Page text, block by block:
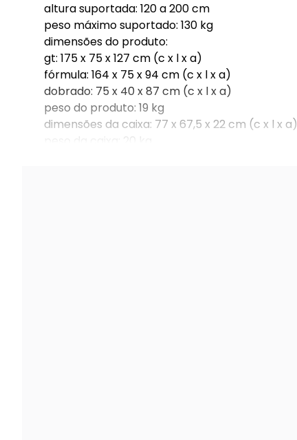
altura suportada: 120 a 200 cm
peso máximo suportado: 130 kg
dimensões do produto:
gt: 175 x 75 x 127 cm (c x l x a)
fórmula: 164 x 75 x 94 cm (c x l x a)
dobrado: 75 x 40 x 87 cm (c x l x a)
peso do produto: 19 kg
dimensões da caixa: 77 x 67,5 x 22 cm (c x l x a)
peso da caixa: 20 kg